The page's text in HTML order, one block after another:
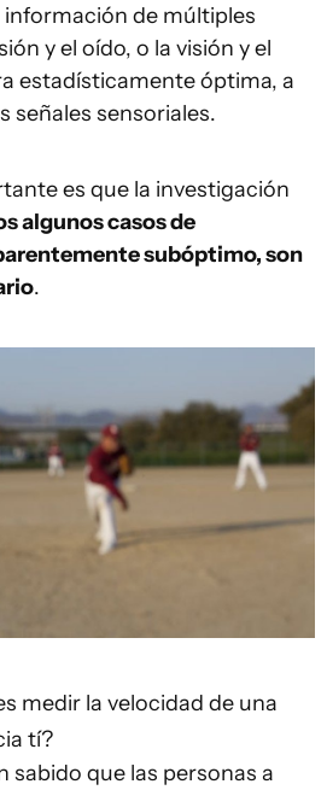
de múltiples
y el oído, o la visión y el
estadísticamente óptima, a
señales sensoriales.
es que la investigación
algunos casos de
subóptimo,son
.
medir la velocidad de una
tí?
sabido que las personas a